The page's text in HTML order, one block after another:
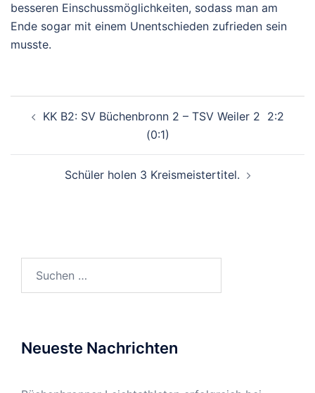
besseren Einschussmöglichkeiten, sodass man am
Ende sogar mit einem Unentschieden zufrieden sein
musste.
KK B2: SV Büchenbronn 2 – TSV Weiler 2 2:2
(0:1)
Schüler holen 3 Kreismeistertitel.
Neueste Nachrichten